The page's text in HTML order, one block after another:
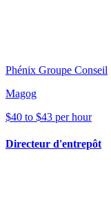
Phénix Groupe Conseil
Magog
$40 to $43 per hour
Directeur d'entrepôt